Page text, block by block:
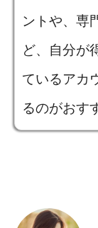
ントや、専
ど、自分が
ているアカ
るのがおす